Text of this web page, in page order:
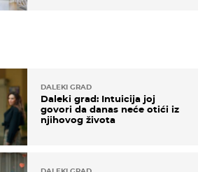
DALEKI GRAD
Daleki grad: Intuicija joj
govori da danas neće otići iz
njihovog života